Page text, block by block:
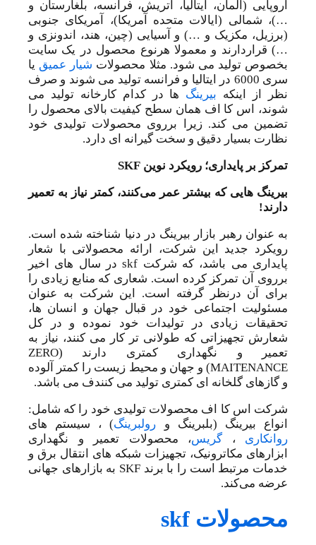
اروپایی (آلمان، ایتالیا، اتریش، فرانسه، بلغارستان و
…)، شمالی (ایالات متحده آمریکا)، آمریکای جنوبی
(برزیل، مکزیک و …) و آسیایی (چین، هند، اندونزی و
…) قراردارند و معمولا هرنوع محصول در یک سایت
بخصوص تولید می شود. مثلا محصولات شیار عمیق یا
سری 6000 در ایتالیا و فرانسه تولید می شوند و صرف
نظر از اینکه بیرینگ ها در کدام کارخانه تولید می
شوند، اس کا اف همان سطح کیفیت بالای محصول را
تضمین می کند. زیرا برروی محصولات تولیدی خود
نظارت بسیار دقیق و سخت گیرانه ای دارد.
تمرکز بر پایداری؛ رویکرد نوین SKF
بیرینگ هایی که بیشتر عمر می‌کنند، کمتر نیاز به تعمیر
دارند!
به عنوان رهبر بازار بیرینگ در دنیا شناخته شده است.
رویکرد جدید این شرکت، ارائه محصولاتی با شعار
پایداری می باشد، که شرکت skf در سال های اخیر
برروی آن تمرکز کرده است. شعاری که منابع زیادی را
برای آن درنظر گرفته است. این شرکت به عنوان
مسئولیت اجتماعی خود در قبال جهان و انسان ها،
تحقیقات زیادی در تولیدات خود نموده و در کل
شعارش تجهیزاتی که طولانی تر کار می کنند، نیاز به
تعمیر و نگهداری کمتری دارند (ZERO
MAITENANCE) و جهان و محیط زیست را کمتر آلوده
و گازهای گلخانه ای کمتری تولید می کنندف می باشد.
شرکت اس کا اف محصولات تولیدی خود را که شامل:
انواع بیرینگ (بلبرینگ و رولبرینگ) ، سیستم های
روانکاری ، گریس، محصولات تعمیر و نگهداری
ابزارهای مکاترونیک، تجهیزات شبکه های انتقال برق و
خدمات مرتبط است را با برند SKF به بازارهای جهانی
عرضه می‌کند.
محصولات skf